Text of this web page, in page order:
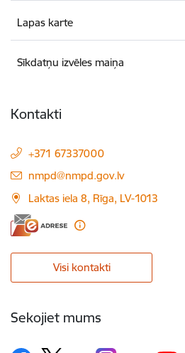
Lapas karte
Sīkdatņu izvēles maiņa
Kontakti
+371 67337000
E-pasts:
nmpd@nmpd.gov.lv
Laktas iela 8, Rīga, LV-1013
Visi kontakti
Sekojiet mums